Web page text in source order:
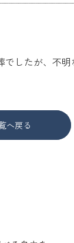
したが、不
へ戻る